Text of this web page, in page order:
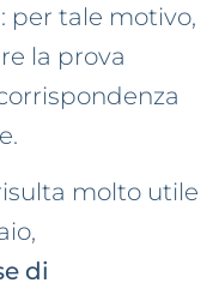
per tale motivo,
la prova
molto utile
di